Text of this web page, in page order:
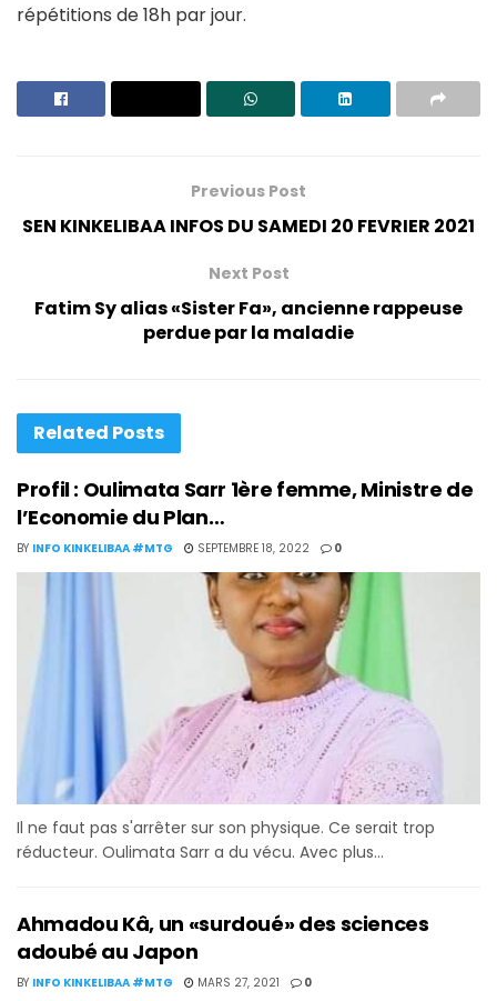
répétitions de 18h par jour.
Previous Post
SEN KINKELIBAA INFOS DU SAMEDI 20 FEVRIER 2021
Next Post
Fatim Sy alias «Sister Fa», ancienne rappeuse
perdue par la maladie
Related Posts
Profil : Oulimata Sarr 1ère femme, Ministre de
l’Economie du Plan…
BY INFO KINKELIBAA #MTG SEPTEMBRE 18, 2022 0
Il ne faut pas s'arrêter sur son physique. Ce serait trop
réducteur. Oulimata Sarr a du vécu. Avec plus...
Ahmadou Kâ, un «surdoué» des sciences
adoubé au Japon
BY INFO KINKELIBAA #MTG MARS 27, 2021 0